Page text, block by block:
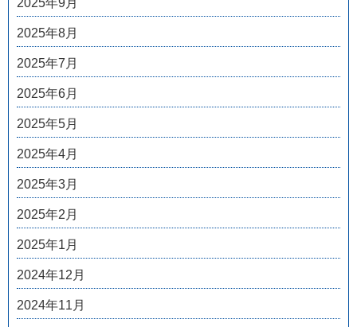
2025年8月
2025年7月
2025年6月
2025年5月
2025年4月
2025年3月
2025年2月
2025年1月
2024年12月
2024年11月